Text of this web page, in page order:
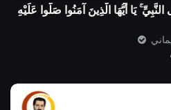
يَا أَيُّهَا الَّذِينَ آمَنُوا صَلُّوا عَلَيْهِ